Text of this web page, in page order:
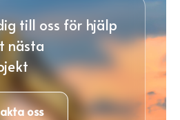
till oss för hjälp
nästa
oss